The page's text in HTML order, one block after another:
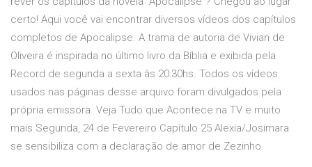
certo! Aqui você vai encontrar diversos vídeos dos capítulos
completos de Apocalipse. A trama de autoria de Vivian de
Oliveira é inspirada no último livro da Bíblia e exibida pela
Record de segunda a sexta às 20:30hs. Todos os vídeos
usados nas páginas desse arquivo foram divulgados pela
própria emissora. Veja Tudo que Acontece na TV e muito
mais Segunda, 24 de Fevereiro Capítulo 25 Alexia/Josimara
se sensibiliza com a declaração de amor de Zezinho.